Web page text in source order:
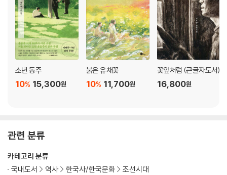
5부 방역과 안보는 국가의 품격
17. 전염병의 창궐과 사회적 거리두기
18. 전염병을 이겨내는 정치의 품격
19. 국가 안보, 세 번의 정벌로 지켜내다
20. 세종의 지리 영토와 평화
소년 동주
15,300원
10%
붉은 유채꽃
11,700원
10%
꽃잎처럼 (큰글자도서)
16,800원
관련 분류
카테고리 분류
국내도서
역사 한국사/한국문화 조선시대